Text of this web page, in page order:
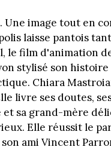
Une image tout en
laisse pantois
le film d'animation
stylisé son
Chiara
livre ses doutes,
et sa grand-mère
Elle réussit le
ami Vincent